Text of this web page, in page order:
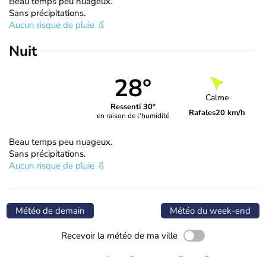
Sans précipitations.
Aucun risque de pluie
Nuit
28°
Ressenti 30°
en raison de l'humidité
Calme
Rafales20 km/h
Beau temps peu nuageux.
Sans précipitations.
Aucun risque de pluie
Météo de demain Météo du week-end
Recevoir la météo de ma ville